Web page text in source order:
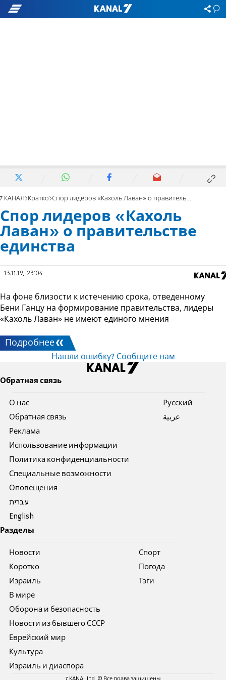
7 КАНАЛ Кратко Спор лидеров «Кахоль Лаван» о правительстве единства
Спор лидеров «Кахоль
Лаван» о правительстве
единства
13.11.19, 23:04
На фоне близости к истечению срока, отведенному
Бени Ганцу на формирование правительства, лидеры
«Кахоль Лаван» не имеют единого мнения
Подробнее
Нашли ошибку? Сообщите нам
Обратная связь
О нас
Обратная связь
Реклама
Использование информации
Политика конфиденциальности
Специальные возможности
Оповещения
עברית
English
Pусский
عربية
Разделы
Новости
Коротко
Израиль
В мире
Оборона и безопасность
Новости из бывшего СССР
Еврейский мир
Культура
Израиль и диаспора
Спорт
Погода
Тэги